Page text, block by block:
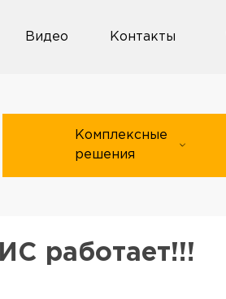
Видео Контакты
Комплексные
решения
работает!!!